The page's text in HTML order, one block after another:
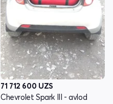
71 712 600 UZS
Chevrolet Spark III - avlod